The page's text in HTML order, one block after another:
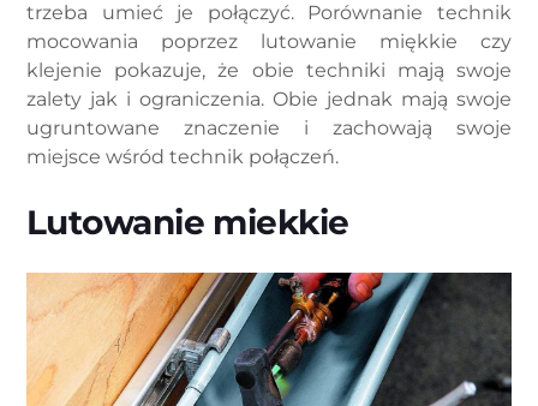
trzeba umieć je połączyć. Porównanie technik
mocowania poprzez lutowanie miękkie czy
klejenie pokazuje, że obie techniki mają swoje
zalety jak i ograniczenia. Obie jednak mają swoje
ugruntowane znaczenie i zachowają swoje
miejsce wśród technik połączeń.
Lutowanie miekkie